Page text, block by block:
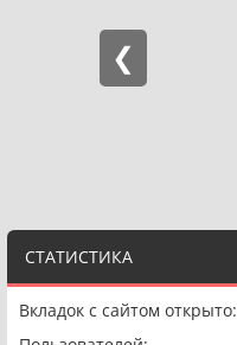
СТАТИСТИКА
Вкладок с сайтом открыто: